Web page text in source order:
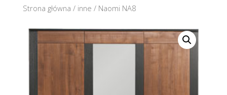
Strona główna / inne / Naomi NA8